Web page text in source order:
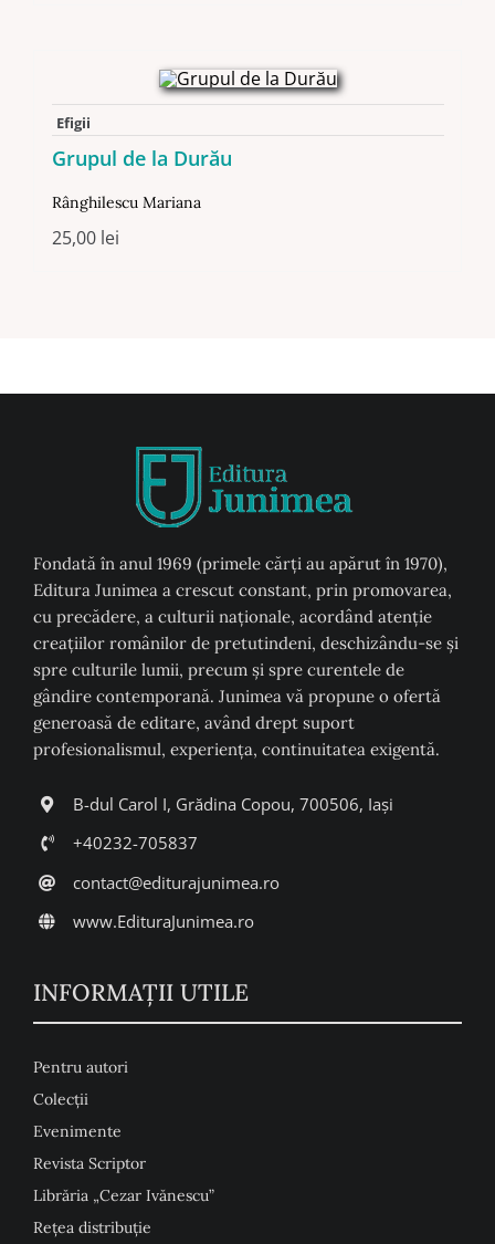
Efigii
Grupul de la Durău
Rânghilescu Mariana
25,00 lei
Fondată în anul 1969 (primele cărți au apărut în 1970),
Editura Junimea a crescut constant, prin promovarea,
cu precădere, a culturii naţionale, acordând atenţie
creaţiilor românilor de pretutindeni, deschizându-se şi
spre culturile lumii, precum şi spre curentele de
gândire contemporană. Junimea vă propune o ofertă
generoasă de editare, având drept suport
profesionalismul, experiența, continuitatea exigentă.
B-dul Carol I, Grădina Copou, 700506, Iași
+40232-705837
contact@editurajunimea.ro
www.EdituraJunimea.ro
INFORMAŢII UTILE
Pentru autori
Colecţii
Evenimente
Revista Scriptor
Librăria „Cezar Ivănescu”
Rețea distribuție